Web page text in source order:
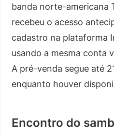
banda norte-americana
recebeu o acesso
cadastro na plataforma
usando a mesma conta
A pré-venda segue até
enquanto houver
Encontro do